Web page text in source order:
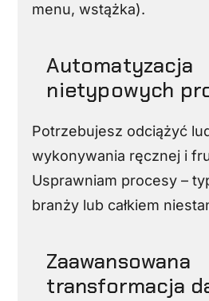
menu, wstążka).
Automatyzacja
nietypowych
Potrzebujesz odciążyć
wykonywania ręcznej i
Usprawniam procesy –
branży lub całkiem
Zaawansowana
transformacja